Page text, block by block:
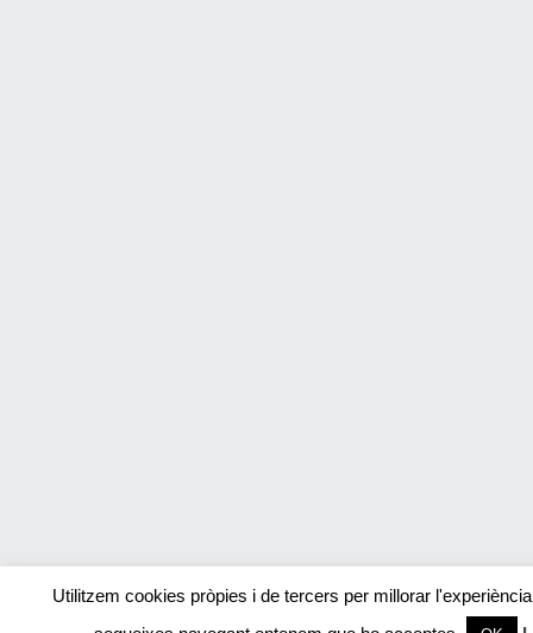
Utilitzem cookies pròpies i de tercers per millorar